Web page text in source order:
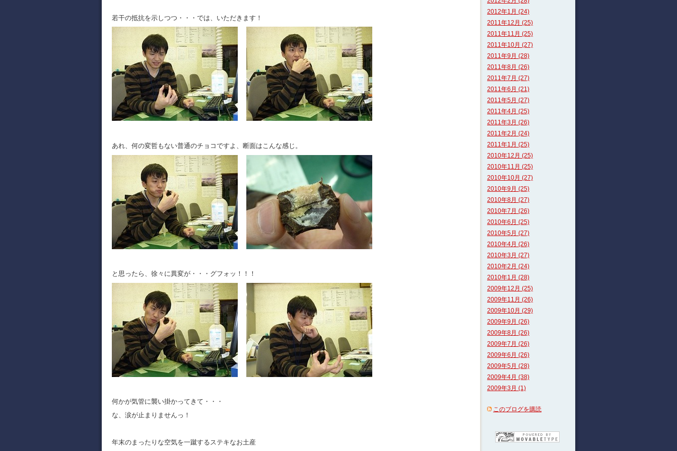
若干の抵抗を示しつつ・・・では、いただきます！
あれ、何の変哲もない普通のチョコですよ、断面はこんな感じ。
と思ったら、徐々に異変が・・・グフォッ！！！
何かが気管に襲い掛かってきて・・・
な、涙が止まりませんっ！
年末のまったりな空気を一蹴するステキなお土産
2012年1月 (24)
2011年12月 (25)
2011年11月 (25)
2011年10月 (27)
2011年9月 (28)
2011年8月 (26)
2011年7月 (27)
2011年6月 (21)
2011年5月 (27)
2011年4月 (25)
2011年3月 (26)
2011年2月 (24)
2011年1月 (25)
2010年12月 (25)
2010年11月 (25)
2010年10月 (27)
2010年9月 (25)
2010年8月 (27)
2010年7月 (26)
2010年6月 (25)
2010年5月 (27)
2010年4月 (26)
2010年3月 (27)
2010年2月 (24)
2010年1月 (28)
2009年12月 (25)
2009年11月 (26)
2009年10月 (29)
2009年9月 (26)
2009年8月 (26)
2009年7月 (26)
2009年6月 (26)
2009年5月 (28)
2009年4月 (38)
2009年3月 (1)
このブログを購読